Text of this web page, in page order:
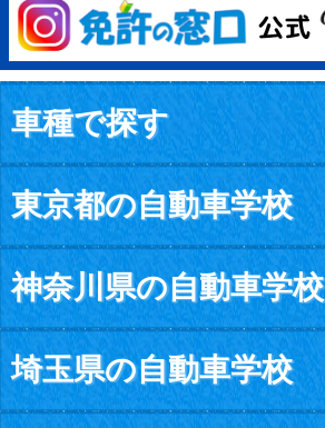
車種で探す
東京都の自動車学校
神奈川県の自動車学校
埼玉県の自動車学校